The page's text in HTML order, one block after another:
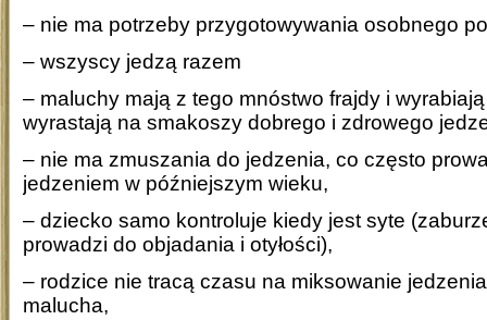
– nie ma potrzeby przygotowywania osobnego
– wszyscy jedzą razem
– maluchy mają z tego mnóstwo frajdy i
wyrastają na smakoszy dobrego i zdrowego
– nie ma zmuszania do jedzenia, co często
jedzeniem w późniejszym wieku,
– dziecko samo kontroluje kiedy jest syte
prowadzi do objadania i otyłości),
– rodzice nie tracą czasu na miksowanie
malucha,